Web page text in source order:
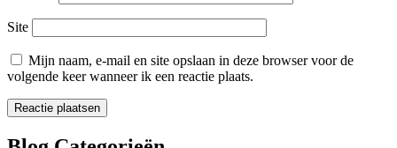
Site
Mijn naam, e-mail en site opslaan in deze browser voor de
volgende keer wanneer ik een reactie plaats.